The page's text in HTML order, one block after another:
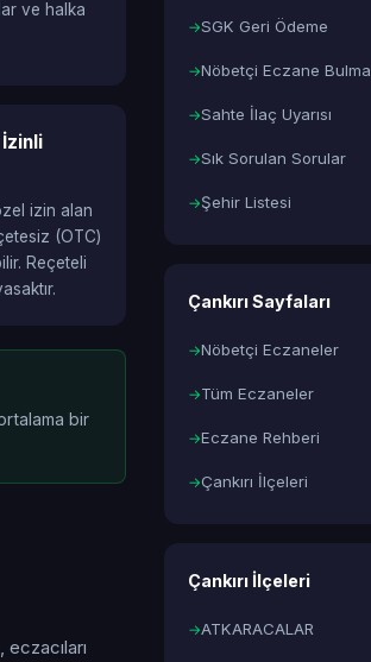
ve halka
izin alan
(OTC)
Reçeteli
bir
SGK Geri Ödeme
Nöbetçi Eczane Bulma
Sahte İlaç Uyarısı
Sık Sorulan Sorular
Şehir Listesi
Çankırı Sayfaları
Nöbetçi Eczaneler
Tüm Eczaneler
Eczane Rehberi
Çankırı İlçeleri
Çankırı İlçeleri
ATKARACALAR